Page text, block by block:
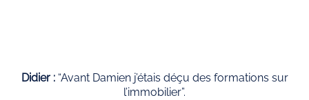
Didier :“Avant Damien j’étais déçu des formations sur
l’immobilier”.